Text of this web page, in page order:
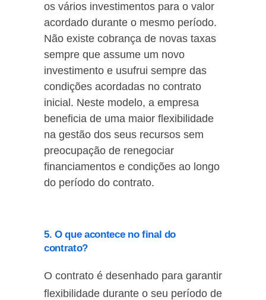
os vários investimentos para o valor
acordado durante o mesmo período.
Não existe cobrança de novas taxas
sempre que assume um novo
investimento e usufrui sempre das
condições acordadas no contrato
inicial. Neste modelo, a empresa
beneficia de uma maior flexibilidade
na gestão dos seus recursos sem
preocupação de renegociar
financiamentos e condições ao longo
do período do contrato.
5. O que acontece no final do
contrato?
O contrato é desenhado para garantir
flexibilidade durante o seu período de